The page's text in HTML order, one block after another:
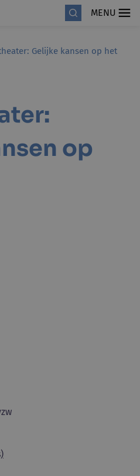
MENU
Gelijke kansen op het
op